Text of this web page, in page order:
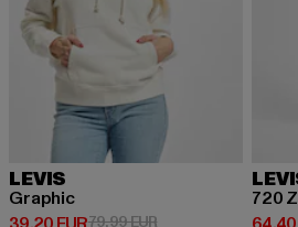
LEVIS
Graphic
79,99 EURAktionspreis: 79,99
720